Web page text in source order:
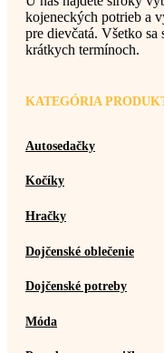
kojeneckých potrieb a
pre dievčatá. Všetko
krátkych termínoch.
KATEGÓRIA
Autosedačky
Kočíky
Hračky
Dojčenské oblečenie
Dojčenské potreby
Móda